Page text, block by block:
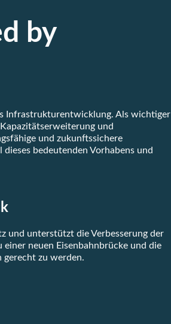
by
Infrastrukturentwicklung. Als wichtiger
und
und zukunftssichere
bedeutenden Vorhabens und
und unterstützt die Verbesserung der
neuen Eisenbahnbrücke und die
zu werden.